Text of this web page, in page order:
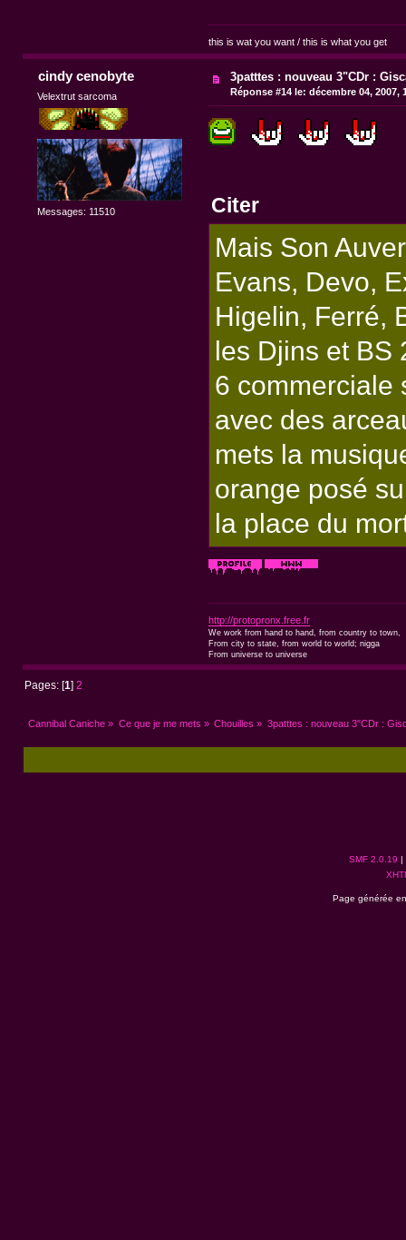
this is wat you want / this is what you get
cindy cenobyte
Velextrut sarcoma
Messages: 11510
3patttes : nouveau 3"CDr :
Réponse #14 le: décembre 04, 2007,
Citer
Mais Son
Evans, Devo,
Higelin, Ferré,
les Djins et BS
6 commerciale
avec des
mets la
orange posé
la place du
http://protopronx.free.fr
We work from hand to hand, from country to town,
From city to state, from world to world; nigga
From universe to universe
Pages: [1 ]2
Cannibal Caniche » Ce que je me mets » Chouilles » 3patttes : nouveau 3"CDr :
SMF 2.0.19 |
Page générée